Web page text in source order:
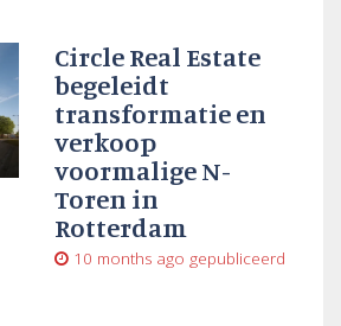
Circle Real Estate
begeleidt
transformatie en
verkoop
voormalige N-
Toren in
Rotterdam
10 months ago gepubliceerd